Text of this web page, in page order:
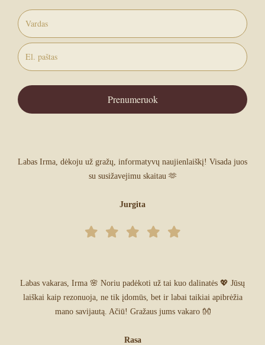
Prenumeruok
Labas Irma, dėkoju už gražų, informatyvų naujienlaiškį! Visada juos
su susižavejimu skaitau 🫶
Jurgita
Labas vakaras, Irma 🌸 Noriu padėkoti už tai kuo dalinatės 💖 Jūsų
laiškai kaip rezonuoja, ne tik įdomūs, bet ir labai taikiai apibrėžia
mano savijautą. Ačiū! Gražaus jums vakaro 👐
Rasa